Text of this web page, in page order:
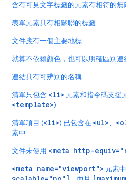
含有可見文字標籤的元素有相符的無
表單元素具有相關聯的標籤
文件應有一個主要地標
就算不依賴顏色，也可以明確區別連
連結具有可辨別的名稱
清單只包含 <li> 元素和指令碼支援
<template>)
清單項目 (<li>) 已包含在 <ul>、
素中
文件未使用 <meta http-
<meta name="viewport"> 元素